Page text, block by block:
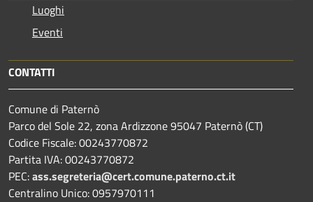
Luoghi
Eventi
CONTATTI
Comune di Paternò
Parco del Sole 22, zona Ardizzone 95047 Paternò (CT)
Codice Fiscale: 00243770872
Partita IVA: 00243770872
PEC:ass.segreteria@cert.comune.paterno.ct.it
Centralino Unico: 0957970111